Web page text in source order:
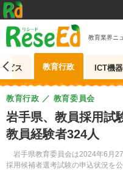
教育業界ニ
ビス 教育行政 ICT機器
岩手県、教員採用試
教員経験者324人
岩手県教育委員会は2024年6月
採用候補者選考試験の申込状況を
教育行政 教育委員会